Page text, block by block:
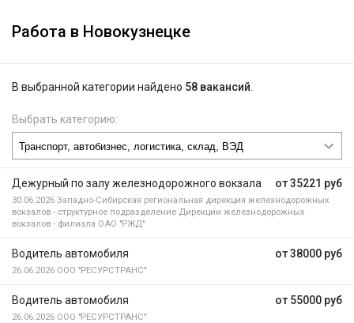
Работа в Новокузнецке
В выбранной категории найдено 58 вакансий
Выбрать категорию:
от 35221 руб
Дежурный по залу железнодорожного вокзала
30.06.2026 Западно-Сибирская региональная дирекция железнодорожных
вокзалов - структурное подразделение Дирекции железнодорожных
вокзалов - филиала ОАО "РЖД"
от 38000 руб
Водитель автомобиля
26.06.2026 ООО "РЕСУРСТРАНС"
от 55000 руб
Водитель автомобиля
26.06.2026 ООО "РЕСУРСТРАНС"